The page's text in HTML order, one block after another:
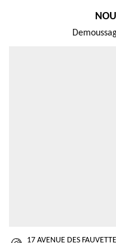
17 AVENUE DES